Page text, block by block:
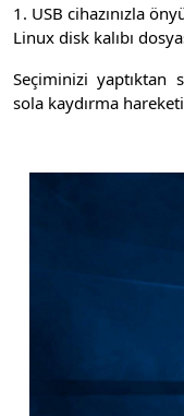
1. USB cihazınızla
Linux disk kalıbı
Seçiminizi yaptıktan
sola kaydırma